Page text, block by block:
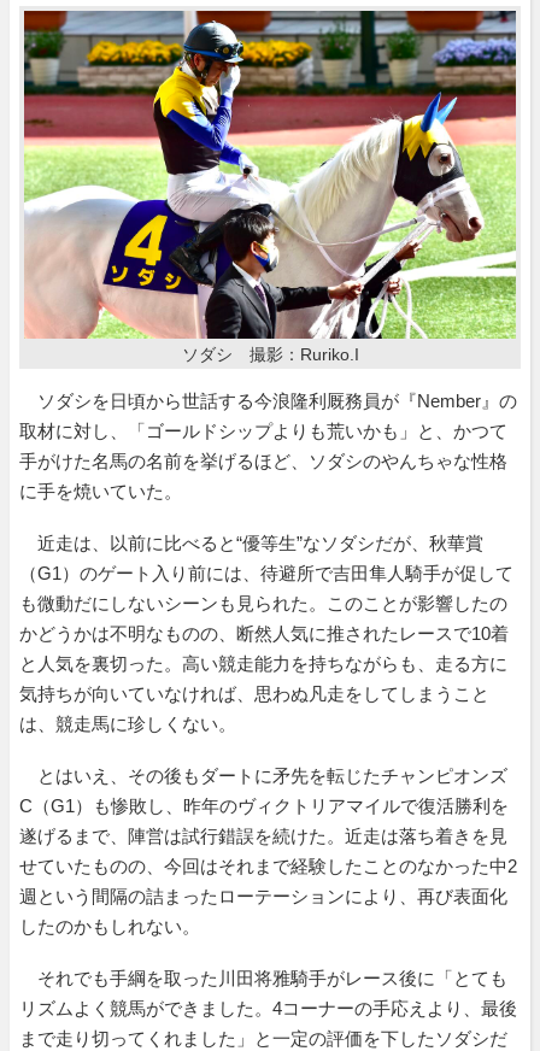
ソダシ 撮影：Ruriko.I
ソダシを日頃から世話する今浪隆利厩務員が『Nember』の
取材に対し、「ゴールドシップよりも荒いかも」と、かつて
手がけた名馬の名前を挙げるほど、ソダシのやんちゃな性格
に手を焼いていた。
近走は、以前に比べると“優等生”なソダシだが、秋華賞
（G1）のゲート入り前には、待避所で吉田隼人騎手が促して
も微動だにしないシーンも見られた。このことが影響したの
かどうかは不明なものの、断然人気に推されたレースで10着
と人気を裏切った。高い競走能力を持ちながらも、走る方に
気持ちが向いていなければ、思わぬ凡走をしてしまうこと
は、競走馬に珍しくない。
とはいえ、その後もダートに矛先を転じたチャンピオンズ
C（G1）も惨敗し、昨年のヴィクトリアマイルで復活勝利を
遂げるまで、陣営は試行錯誤を続けた。近走は落ち着きを見
せていたものの、今回はそれまで経験したことのなかった中2
週という間隔の詰まったローテーションにより、再び表面化
したのかもしれない。
それでも手綱を取った川田将雅騎手がレース後に「とても
リズムよく競馬ができました。4コーナーの手応えより、最後
まで走り切ってくれました」と一定の評価を下したソダシだ